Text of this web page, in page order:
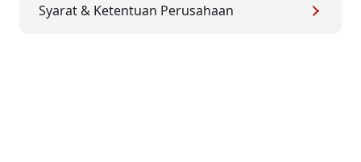
Syarat & Ketentuan Perusahaan